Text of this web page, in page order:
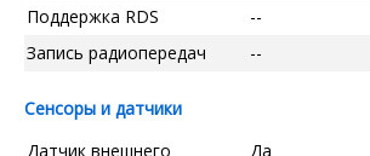
Поддержка RDS --
Запись радиопередач
--
Сенсоры и датчики
Датчик внешнего
Да